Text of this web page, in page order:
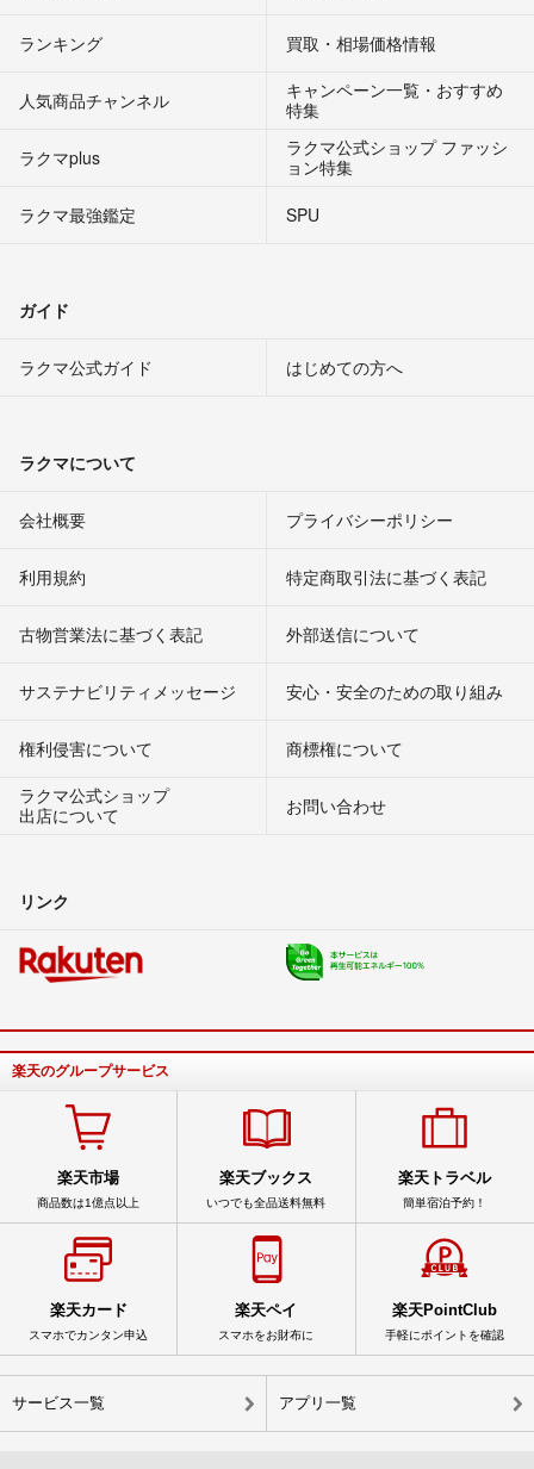
ランキング 買取・相場価格情報
人気商品チャンネル
キャンペーン一覧・おすすめ
特集
ラクマplus
ラクマ公式ショップ ファッシ
ョン特集
ラクマ最強鑑定
SPU
ガイド
ラクマ公式ガイド はじめての方へ
ラクマについて
会社概要 プライバシーポリシー
利用規約 特定商取引法に基づく表記
古物営業法に基づく表記 外部送信について
サステナビリティメッセージ 安心・安全のための取り組み
権利侵害について
商標権について
ラクマ公式ショップ
出店について
お問い合わせ
リンク
楽天のグループサービス
楽天市場
商品数は1億点以上
楽天ブックス
いつでも全品送料無料
楽天トラベル
簡単宿泊予約！
楽天カード
スマホでカンタン申込
楽天ペイ
スマホをお財布に
楽天PointClub
手軽にポイントを確認
サービス一覧 アプリ一覧